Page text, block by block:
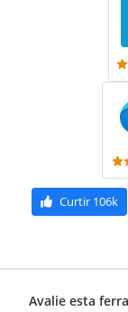
Curtir 106k
Avalie esta